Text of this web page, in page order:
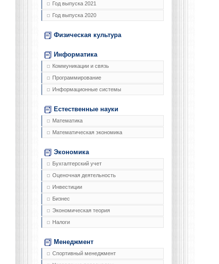
Год выпуска 2021
Год выпуска 2020
Физическая культура
Информатика
Коммуникации и связь
Программирование
Информационные системы
Естественные науки
Математика
Математическая экономика
Экономика
Бухгалтерский учет
Оценочная деятельность
Инвестиции
Бизнес
Экономическая теория
Налоги
Менеджмент
Спортивный менеджмент